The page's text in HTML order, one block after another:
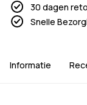
30 dagen
Snelle
Informatie